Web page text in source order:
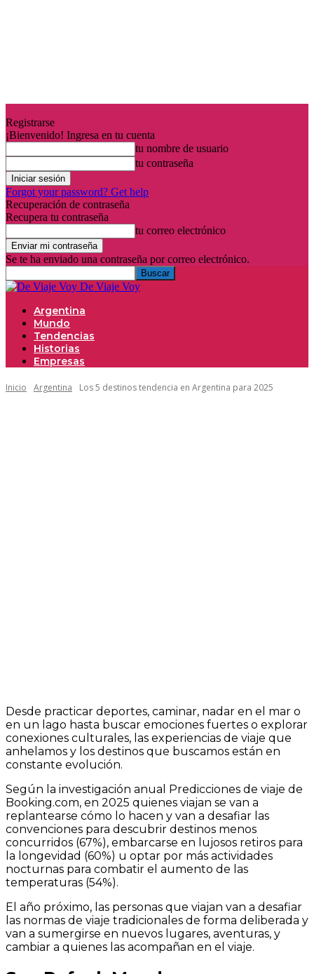
Registrarse
¡Bienvenido! Ingresa en tu cuenta
tu nombre de usuario
tu contraseña
Forgot your password? Get help
Recuperación de contraseña
Recupera tu contraseña
tu correo electrónico
Se te ha enviado una contraseña por correo electrónico.
De Viaje Voy
Argentina
Mundo
Tendencias
Historias
Empresas
Inicio Argentina Los 5 destinos tendencia en Argentina para 2025
Desde practicar deportes, caminar, nadar en el mar o
en un lago hasta buscar emociones fuertes o explorar
conexiones culturales, las experiencias de viaje que
anhelamos y los destinos que buscamos están en
constante evolución.
Según la investigación anual Predicciones de viaje de
Booking.com, en 2025 quienes viajan se van a
replantearse cómo lo hacen y van a desafiar las
convenciones para descubrir destinos menos
concurridos (67%), embarcarse en lujosos retiros para
la longevidad (60%) u optar por más actividades
nocturnas para combatir el aumento de las
temperaturas (54%).
El año próximo, las personas que viajan van a desafiar
las normas de viaje tradicionales de forma deliberada y
van a sumergirse en nuevos lugares, aventuras, y
cambiar a quienes las acompañan en el viaje.